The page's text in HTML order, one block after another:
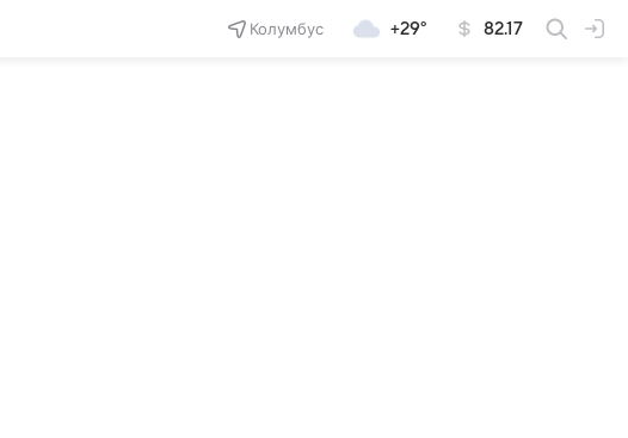
Колумбус +29° 82.17